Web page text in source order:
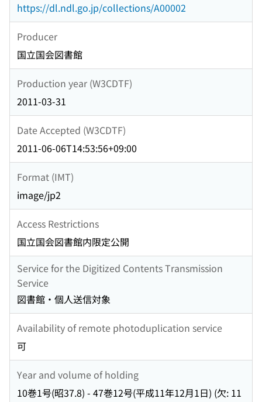
https://dl.ndl.go.jp/collections/A00002
Producer
国立国会図書館
Production year (W3CDTF)
2011-03-31
Date Accepted (W3CDTF)
2011-06-06T14:53:56+09:00
Format (IMT)
image/jp2
Access Restrictions
国立国会図書館内限定公開
Service for the Digitized Contents Transmission
Service
図書館・個人送信対象
Availability of remote photoduplication service
可
Year and volume of holding
10巻1号(昭37.8) - 47巻12号(平成11年12月1日) (欠: 11